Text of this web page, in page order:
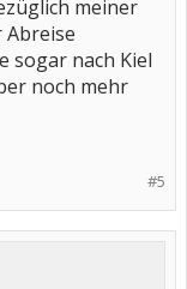
meiner
Abreise
sogar nach Kiel
noch mehr
#5